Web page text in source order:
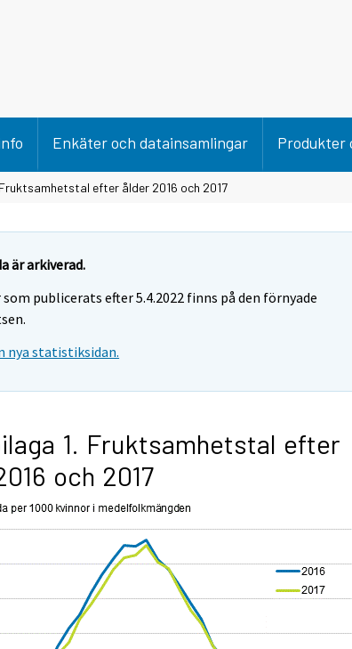
Enkäter och datainsamlingar Produkter
efter ålder 2016 och 2017
är arkiverad.
publicerats efter 5.4.2022 finns på den förnyade
nya statistiksidan.
1. Fruktsamhetstal efter
och 2017